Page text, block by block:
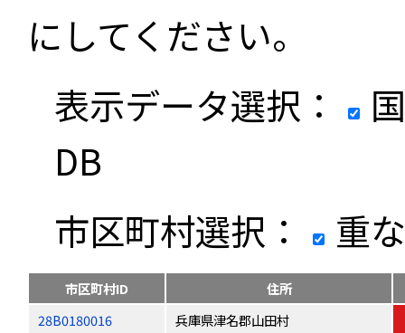
にしてください。
表示データ選択：
DB
市区町村選択：
重
市区町村ID
住所
28B0180016
兵庫県津名郡山田村